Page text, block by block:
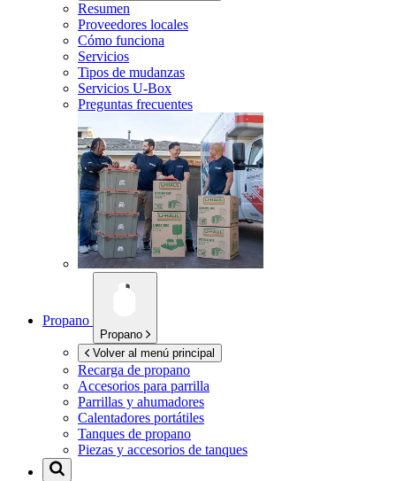
Resumen
Proveedores locales
Cómo funciona
Servicios
Tipos de mudanzas
Servicios U-Box
Preguntas frecuentes
Propano
Propano
Volver al menú principal
Recarga de propano
Accesorios para parrilla
Parrillas y ahumadores
Calentadores portátiles
Tanques de propano
Piezas y accesorios de tanques